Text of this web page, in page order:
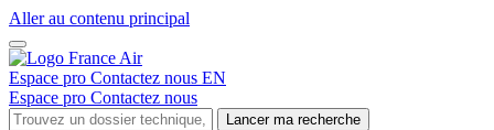
Aller au contenu principal
Espace pro Contactez nous EN
Espace pro Contactez nous
Lancer ma recherche